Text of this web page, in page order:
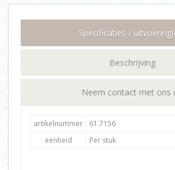
Specificaties /
Beschrijving
Neem contact met ons
artikelnummer
61.7156
eenheid
Per stuk